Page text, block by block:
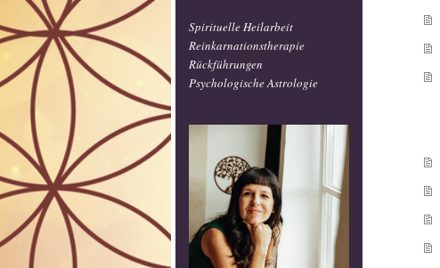
Spirituelle Heilarbeit
Reinkarnationstherapie
Rückführungen
Psychologische Astrologie